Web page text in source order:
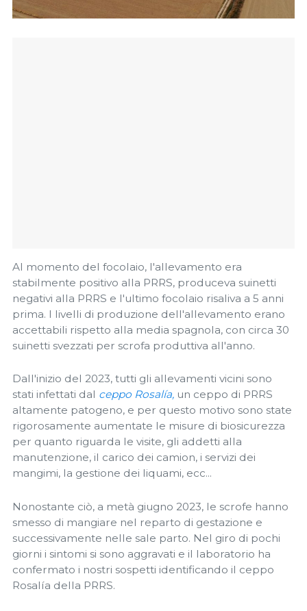
Al momento del focolaio, l'allevamento era
stabilmente positivo alla PRRS, produceva suinetti
negativi alla PRRS e l'ultimo focolaio risaliva a 5 anni
prima. I livelli di produzione dell'allevamento erano
accettabili rispetto alla media spagnola, con circa 30
suinetti svezzati per scrofa produttiva all'anno.
Dall'inizio del 2023, tutti gli allevamenti vicini sono
stati infettati dal ceppo Rosalía, un ceppo di PRRS
altamente patogeno, e per questo motivo sono state
rigorosamente aumentate le misure di biosicurezza
per quanto riguarda le visite, gli addetti alla
manutenzione, il carico dei camion, i servizi dei
mangimi, la gestione dei liquami, ecc...
Nonostante ciò, a metà giugno 2023, le scrofe hanno
smesso di mangiare nel reparto di gestazione e
successivamente nelle sale parto. Nel giro di pochi
giorni i sintomi si sono aggravati e il laboratorio ha
confermato i nostri sospetti identificando il ceppo
Rosalía della PRRS.